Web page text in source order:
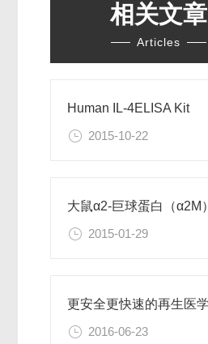
相关文章
Articles
Human IL-4ELISA Kit
2015-10-22
2015-01-29
2016-06-23